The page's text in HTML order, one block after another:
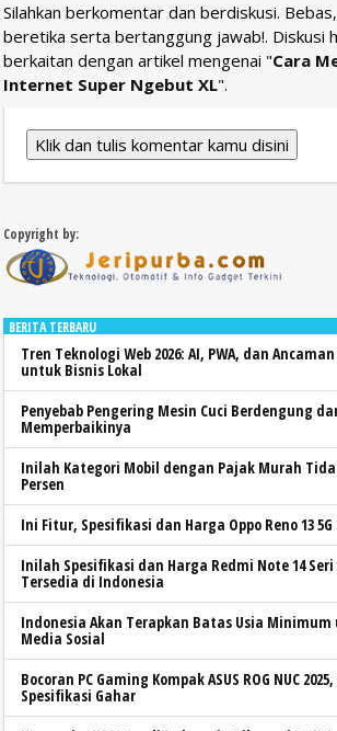
Silahkan berkomentar dan berdiskusi.
beretika serta bertanggung jawab!. Diskusi
berkaitan dengan artikel mengenai "Cara
Internet Super Ngebut XL".
Klik dan tulis komentar kamu disini
Copyright by:
BERITA TERBARU
Tren Teknologi Web 2026: AI, PWA, dan
untuk Bisnis Lokal
Penyebab Pengering Mesin Cuci Berdengung
Memperbaikinya
Inilah Kategori Mobil dengan Pajak Murah
Persen
Ini Fitur, Spesifikasi dan Harga Oppo Reno 13
Inilah Spesifikasi dan Harga Redmi Note 14
Tersedia di Indonesia
Indonesia Akan Terapkan Batas Usia
Media Sosial
Bocoran PC Gaming Kompak ASUS ROG NUC
Spesifikasi Gahar